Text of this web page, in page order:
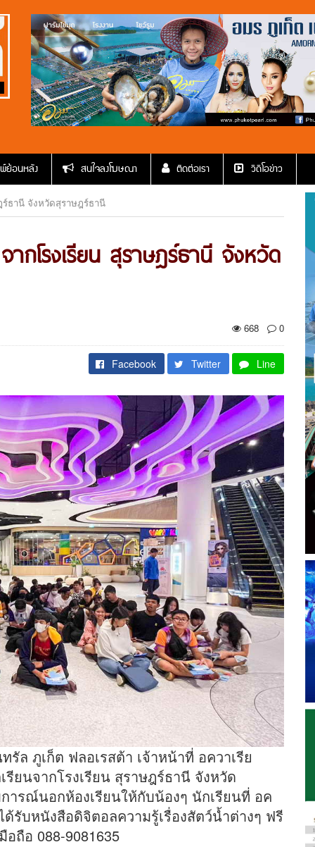
ย้อนหลัง สนใจลงโฆษณา ติดต่อเรา วีดีโอข่าว
ร์ธานี จังหวัดสุราษฎร์ธานี
กโรงเรียน สุราษฎร์ธานี จังหวัด
668 0
Facebook Twitter Line
รัล ภูเก็ต ฟลอเรสต้า เจ้าหน้าที่ อควาเรีย
ยนจากโรงเรียน สุราษฎร์ธานี จังหวัด
ารณ์นอกห้องเรียนให้กับน้องๆ นักเรียนที่ อค
รับหนังสือดิจิตอลความรู้เรื่องสัตว์น้ำต่างๆ ฟรี
ถือ 088-9081635